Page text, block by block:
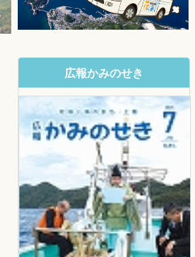
広報かみのせき